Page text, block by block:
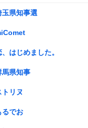
玉県知事選
、はじめました。
馬県知事
トリヌ
るでお